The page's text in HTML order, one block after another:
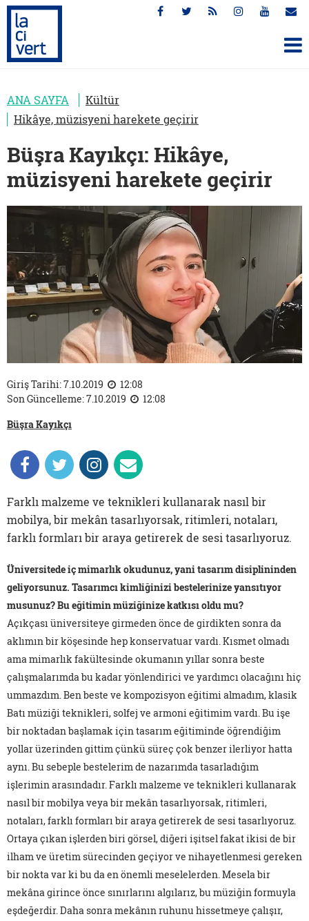
ANA SAYFA
Kültür
Hikâye, müzisyeni harekete geçirir
Büşra Kayıkçı: Hikâye,
müzisyeni harekete geçirir
Giriş Tarihi: 7.10.2019
12:08
Son Güncelleme: 7.10.2019
12:08
Büşra Kayıkçı
Farklı malzeme ve teknikleri kullanarak nasıl bir
mobilya, bir mekân tasarlıyorsak, ritimleri, notaları,
farklı formları bir araya getirerek de sesi tasarlıyoruz.
Üniversitede iç mimarlık okudunuz, yani tasarım disiplininden
geliyorsunuz. Tasarımcı kimliğinizi bestelerinize yansıtıyor
musunuz? Bu eğitimin müziğinize katkısı oldu mu?
Açıkçası üniversiteye girmeden önce de girdikten sonra da
aklımın bir köşesinde hep konservatuar vardı. Kısmet olmadı
ama mimarlık fakültesinde okumanın yıllar sonra beste
çalışmalarımda bu kadar yönlendirici ve yardımcı olacağını hiç
ummazdım. Ben beste ve kompozisyon eğitimi almadım, klasik
Batı müziği teknikleri, solfej ve armoni eğitimim vardı. Bu işe
bir noktadan başlamak için tasarım eğitiminde öğrendiğim
yollar üzerinden gittim çünkü süreç çok benzer ilerliyor hatta
aynı. Bu sebeple bestelerim de nazarımda tasarladığım
işlerimin arasındadır. Farklı malzeme ve teknikleri kullanarak
nasıl bir mobilya veya bir mekân tasarlıyorsak, ritimleri,
notaları, farklı formları bir araya getirerek de sesi tasarlıyoruz.
Ortaya çıkan işlerden biri görsel, diğeri işitsel fakat ikisi de bir
ilham ve üretim sürecinden geçiyor ve nihayetlenmesi gereken
bir nokta var ki bu da en önemli meselelerden. Mesela bir
mekâna girince önce sınırlarını algılarız, bu müziğin formuyla
eşdeğerdir. Daha sonra mekânın ruhunu hissetmeye çalışır,